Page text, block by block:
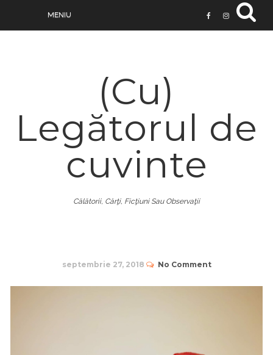
(Cu)
Legătorul de
cuvinte
Călătorii, Cărţi, Ficţiuni Sau Observaţii
septembrie 27, 2018 No Comment